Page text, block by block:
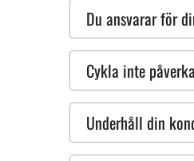
Du ansvarar för
Cykla inte
Underhåll din